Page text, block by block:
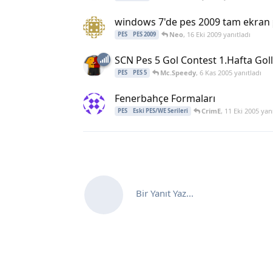
windows 7'de pes 2009 tam
PES PES 2009 Neo, 16 Eki 2009yanıtladı
SCN Pes 5 Gol Contest 1.Hafta
PES PES 5 Mc.Speedy, 6 Kas 2005yanıtladı
Fenerbahçe Formaları
PES Eski PES/WE Serileri CrimE, 11 Eki 2005
Bir Yanıt Yaz...